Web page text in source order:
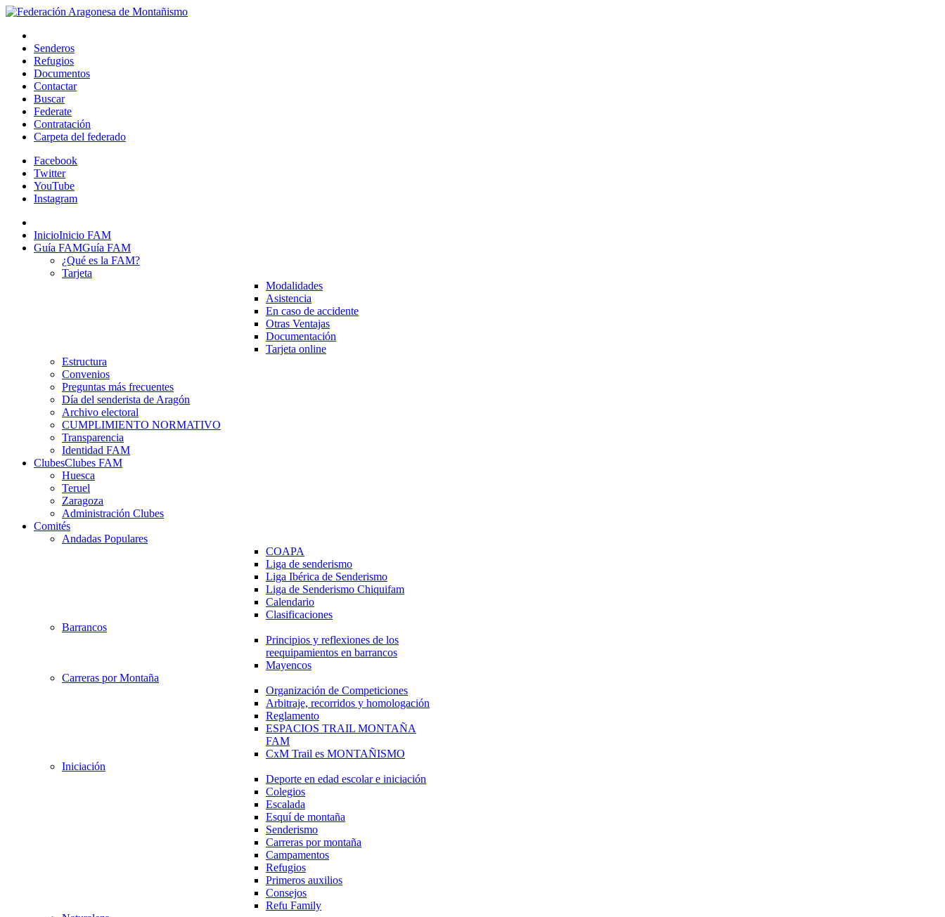
Senderos
Refugios
Documentos
Contactar
Buscar
Federate
Contratación
Carpeta del federado
Facebook
Twitter
YouTube
Instagram
InicioInicio FAM
Guía FAMGuía FAM
¿Qué es la FAM?
Tarjeta
Modalidades
Asistencia
En caso de accidente
Otras Ventajas
Documentación
Tarjeta online
Estructura
Convenios
Preguntas más frecuentes
Día del senderista de Aragón
Archivo electoral
CUMPLIMIENTO NORMATIVO
Transparencia
Identidad FAM
ClubesClubes FAM
Huesca
Teruel
Zaragoza
Administración Clubes
Comités
Andadas Populares
COAPA
Liga de senderismo
Liga Ibérica de Senderismo
Liga de Senderismo Chiquifam
Calendario
Clasificaciones
Barrancos
Principios y reflexiones de los
reequipamientos en barrancos
Mayencos
Carreras por Montaña
Organización de Competiciones
Arbitraje, recorridos y homologación
Reglamento
ESPACIOS TRAIL MONTAÑA
FAM
CxM Trail es MONTAÑISMO
Iniciación
Deporte en edad escolar e iniciación
Colegios
Escalada
Esquí de montaña
Senderismo
Carreras por montaña
Campamentos
Refugios
Primeros auxilios
Consejos
Refu Family